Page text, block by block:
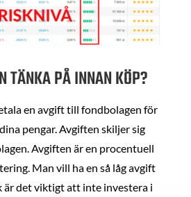
TÄNKA PÅ INNAN KÖP?
en avgift till fondbolagen för
pengar. Avgiften skiljer sig
Avgiften är en procentuell
Man vill ha en så låg avgift
är det viktigt att inte investera i